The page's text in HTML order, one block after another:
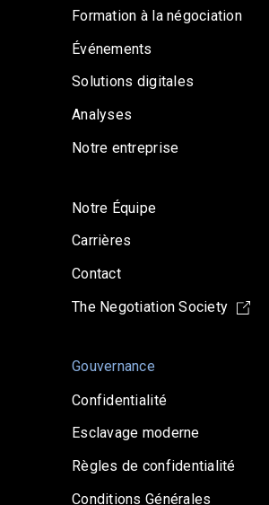
Formation à la négociation
Événements
Solutions digitales
Analyses
Notre entreprise
Notre Équipe
Carrières
Contact
The Negotiation Society
Gouvernance
Confidentialité
Esclavage moderne
Règles de confidentialité
Conditions Générales